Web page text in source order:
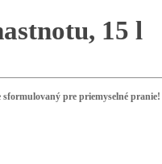
15 l
pre priemyselné